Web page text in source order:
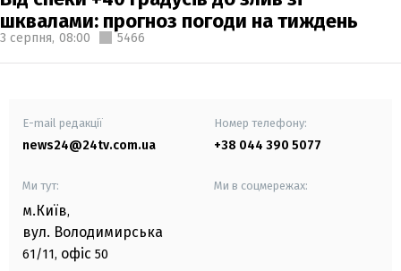
шквалами: прогноз погоди на тиждень
3 серпня, 08:00 5466
E-mail редакції
news24@24tv.com.ua
Номер телефону:
+38 044 390 5077
Ми тут:
м.Київ,
вул. Володимирська
61/11, офіс 50
Ми в соцмережах: